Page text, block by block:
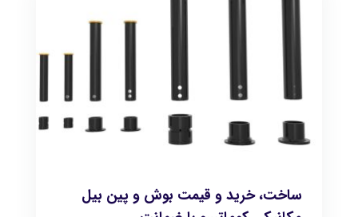
ساخت، خرید و قیمت بوش و پین بیل